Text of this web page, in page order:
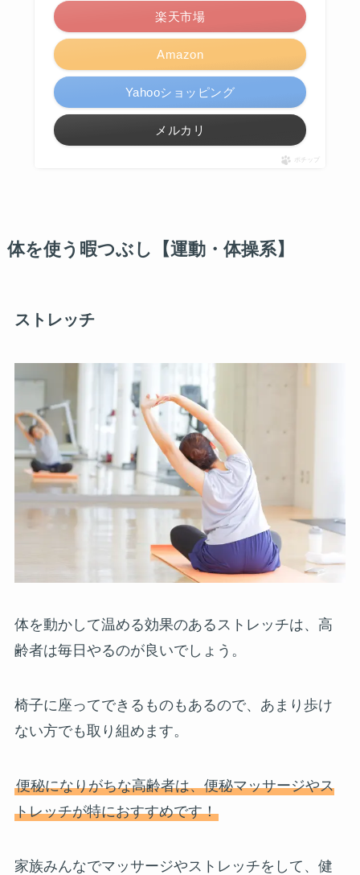
Amazon
楽天市場
Yahooショッピング
メルカリ
ポチップ
体を使う暇つぶし【運動・体操系】
ストレッチ
体を動かして温める効果のあるストレッチは、高
齢者は毎日やるのが良いでしょう。
椅子に座ってできるものもあるので、あまり歩け
ない方でも取り組めます。
便秘になりがちな高齢者は、便秘マッサージやス
トレッチが特におすすめです！
家族みんなでマッサージやストレッチをして、健